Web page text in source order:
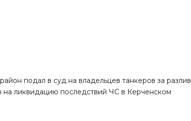
подал в суд на владельцев танкеров за разлив
на ликвидацию последствий ЧС в Керченском